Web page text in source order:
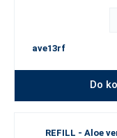
ave13rf
Do
REFILL - Aloe